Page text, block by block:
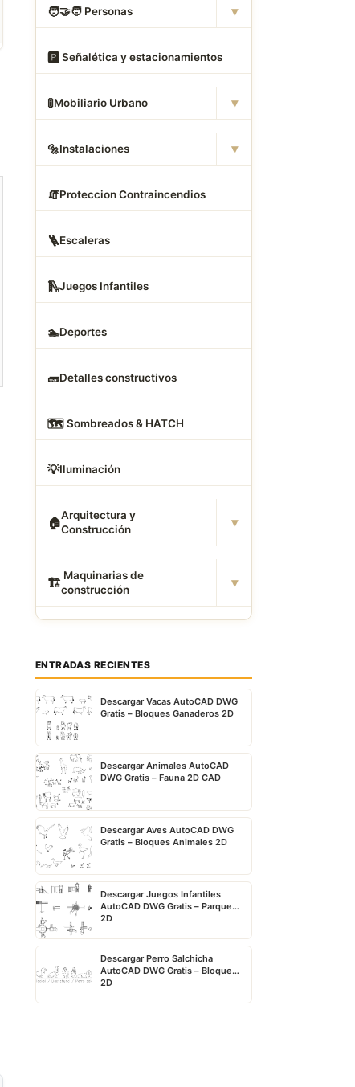
Descargar Abrigos
AutoCAD DWG Gratis –
Descargar Dormitorios
AutoCAD DWG Gratis –
🧑‍🤝‍🧑 Personas ▾
🅿️ Señalética y estacionamientos
🚦Mobiliario Urbano ▾
🔩Instalaciones ▾
🧯Proteccion Contraincendios
🪜Escaleras
🛝Juegos Infantiles
🏊Deportes
🧱Detalles constructivos
🗺️ Sombreados & HATCH
💡Iluminación
🏠Arquitectura y
Construcción
▾
🏗 ️ Maquinarias de
construcción
▾
ENTRADAS RECIENTES
Descargar Vacas AutoCAD DWG
Gratis – Bloques Ganaderos 2D
Descargar Animales AutoCAD
DWG Gratis – Fauna 2D CAD
Descargar Aves AutoCAD DWG
Gratis – Bloques Animales 2D
Descargar Juegos Infantiles
AutoCAD DWG Gratis – Parque
2D
Descargar Perro Salchicha
AutoCAD DWG Gratis – Bloque
2D